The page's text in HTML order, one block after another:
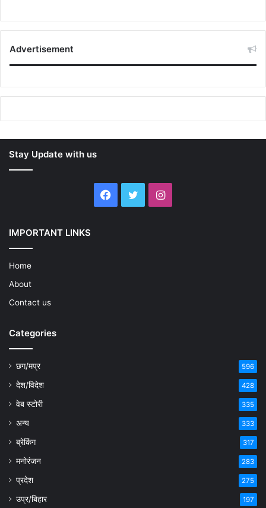
Advertisement
Stay Update with us
Facebook
TwitterInstagram
IMPORTANT LINKS
Home
About
Contact us
Categories
छग/मप्र 596
देश/विदेश 428
वेब स्टोरी 335
अन्य 333
ब्रेकिंग 317
मनोरंजन 283
प्रदेश 275
उप्र/बिहार 197